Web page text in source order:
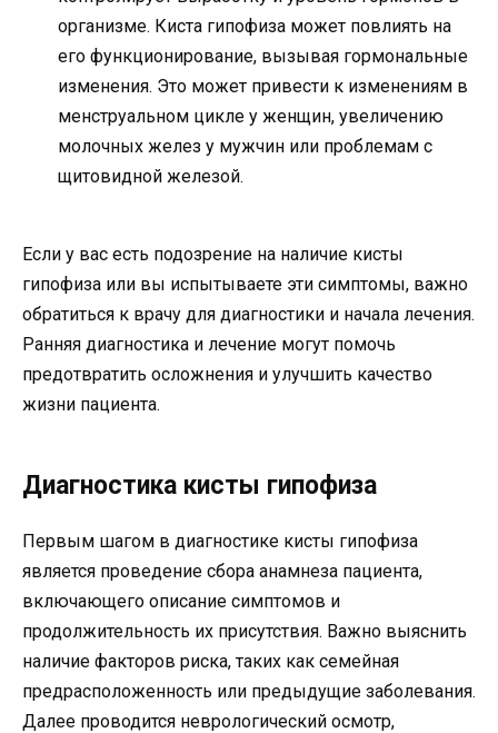
организме. Киста гипофиза может повлиять на
его функционирование, вызывая гормональные
изменения. Это может привести к изменениям в
менструальном цикле у женщин, увеличению
молочных желез у мужчин или проблемам с
щитовидной железой.
Если у вас есть подозрение на наличие кисты
гипофиза или вы испытываете эти симптомы, важно
обратиться к врачу для диагностики и начала лечения.
Ранняя диагностика и лечение могут помочь
предотвратить осложнения и улучшить качество
жизни пациента.
Диагностика кисты гипофиза
Первым шагом в диагностике кисты гипофиза
является проведение сбора анамнеза пациента,
включающего описание симптомов и
продолжительность их присутствия. Важно выяснить
наличие факторов риска, таких как семейная
предрасположенность или предыдущие заболевания.
Далее проводится неврологический осмотр,